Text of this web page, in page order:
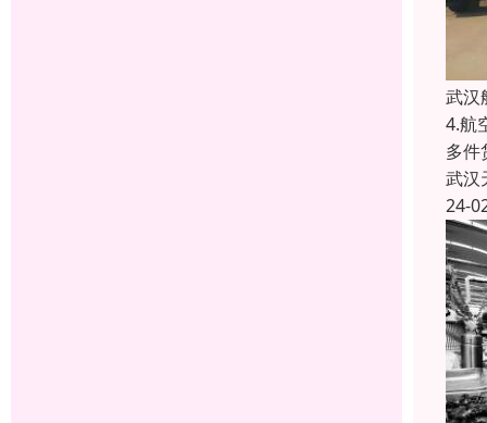
武汉
4.航
多件
武汉
24-